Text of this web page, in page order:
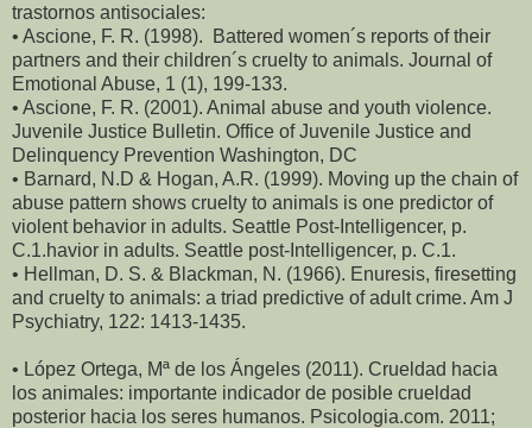
trastornos antisociales:
• Ascione, F. R. (1998).
Battered women´s reports of their
partners and their children´s cruelty to animals. Journal of
Emotional Abuse, 1 (1), 199-133.
• Ascione, F. R. (2001). Animal abuse and youth violence.
Juvenile Justice Bulletin. Office of Juvenile Justice and
Delinquency Prevention Washington, DC
• Barnard, N.D & Hogan, A.R. (1999). Moving up the chain of
abuse pattern shows cruelty to animals is one predictor of
violent behavior in adults. Seattle Post-Intelligencer, p.
C.1.havior in adults. Seattle post-Intelligencer, p. C.1.
• Hellman, D. S. & Blackman, N. (1966). Enuresis, firesetting
and cruelty to animals: a triad predictive of adult crime. Am J
Psychiatry, 122: 1413-1435.
• López Ortega, Mª de los Ángeles (2011). Crueldad hacia
los animales: importante indicador de posible crueldad
posterior hacia los seres humanos. Psicologia.com. 2011;